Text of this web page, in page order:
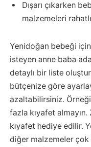
Dışarı çıkarken
malzemeleri
Yenidoğan bebeği
isteyen anne baba
detaylı bir liste
bütçenize göre
azaltabilirsiniz.
fazla kıyafet
kıyafet hediye edilir.
diğer malzemeler çok